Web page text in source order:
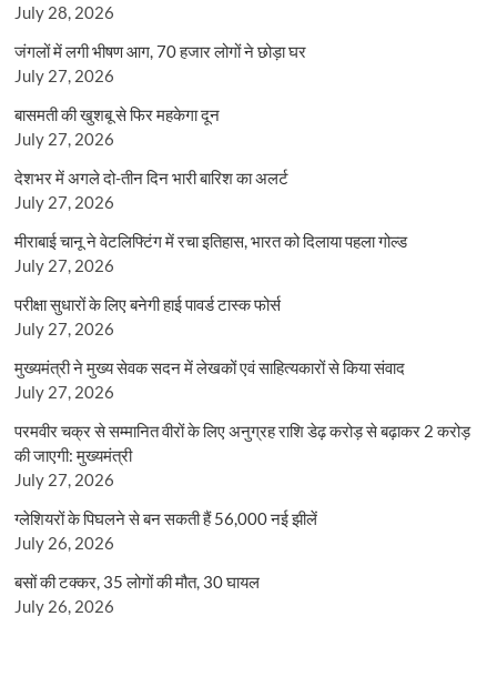
July 28, 2026
जंगलों में लगी भीषण आग, 70 हजार लोगों ने छोड़ा घर
July 27, 2026
बासमती की खुशबू से फिर महकेगा दून
July 27, 2026
देशभर में अगले दो-तीन दिन भारी बारिश का अलर्ट
July 27, 2026
मीराबाई चानू ने वेटलिफ्टिंग में रचा इतिहास, भारत को दिलाया पहला गोल्ड
July 27, 2026
परीक्षा सुधारों के लिए बनेगी हाई पावर्ड टास्क फोर्स
July 27, 2026
मुख्यमंत्री ने मुख्य सेवक सदन में लेखकों एवं साहित्यकारों से किया संवाद
July 27, 2026
परमवीर चक्र से सम्मानित वीरों के लिए अनुग्रह राशि डेढ़ करोड़ से बढ़ाकर 2 करोड़
की जाएगी: मुख्यमंत्री
July 27, 2026
ग्लेशियरों के पिघलने से बन सकती हैं 56,000 नई झीलें
July 26, 2026
बसों की टक्कर, 35 लोगों की मौत, 30 घायल
July 26, 2026